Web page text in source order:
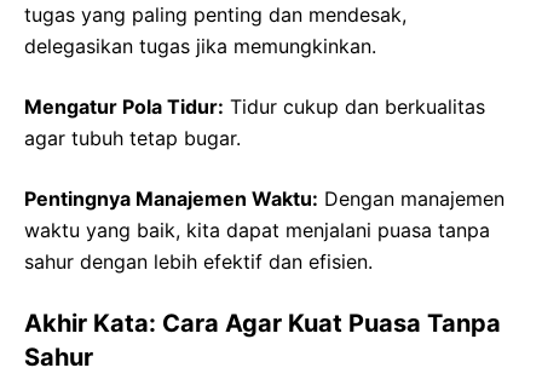
tugas yang paling penting dan mendesak,
delegasikan tugas jika memungkinkan.
Mengatur Pola Tidur: Tidur cukup dan berkualitas
agar tubuh tetap bugar.
Pentingnya Manajemen Waktu: Dengan manajemen
waktu yang baik, kita dapat menjalani puasa tanpa
sahur dengan lebih efektif dan efisien.
Akhir Kata: Cara Agar Kuat Puasa Tanpa
Sahur